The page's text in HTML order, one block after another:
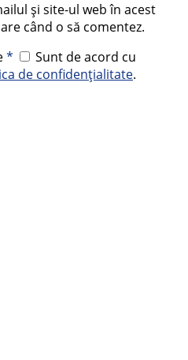
și site-ul web în acest
când o să comentez.
*
Sunt de acord cu
de confidențialitate.